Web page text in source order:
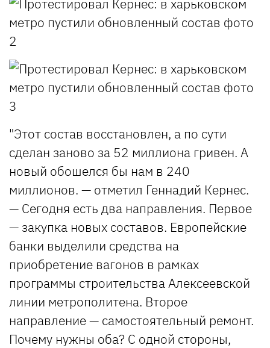
"Этот состав восстановлен, а по сути
сделан заново за 52 миллиона гривен. А
новый обошелся бы нам в 240
миллионов. — отметил Геннадий Кернес.
— Сегодня есть два направления. Первое
— закупка новых составов. Европейские
банки выделили средства на
приобретение вагонов в рамках
программы строительства Алексеевской
линии метрополитена. Второе
направление — самостоятельный ремонт.
Почему нужны оба? С одной стороны,